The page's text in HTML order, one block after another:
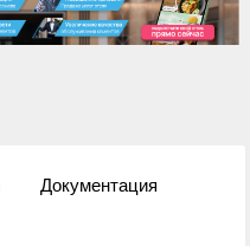
Документация